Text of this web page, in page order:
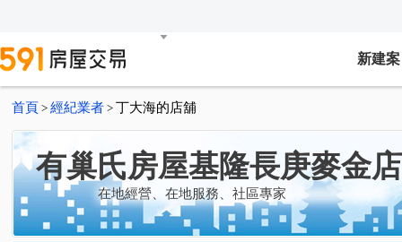
新建案
首頁 > 經紀業者 > 丁大海的店舖
有巢氏房屋基隆長庚麥金店
在地經營、在地服務、社區專家